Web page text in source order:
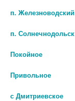
РЕКТ
п. Железноводский
п. Солнечнодольск
Покойное
Привольное
с Дмитриевское